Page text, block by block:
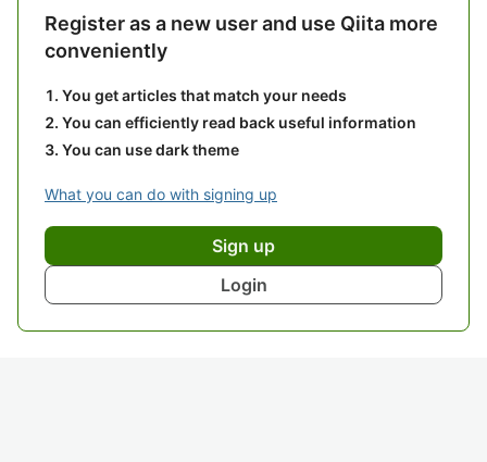
Register as a new user and use Qiita more
conveniently
You get articles that match your needs
You can efficiently read back useful information
You can use dark theme
What you can do with signing up
Sign up
Login